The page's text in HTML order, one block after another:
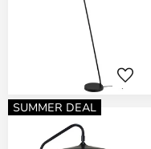
SUMMER DEAL